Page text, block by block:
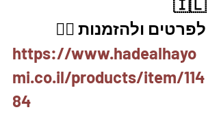
🇮🇱
לפרטים ולהזמנות 👇🏼
https://www.hadealhayo
mi.co.il/products/item/114
84